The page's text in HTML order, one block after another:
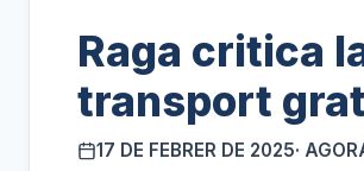
Raga critica
transport
17 DE FEBRER DE 2025·